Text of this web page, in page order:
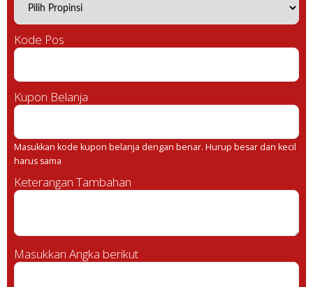
Kode Pos
Kupon Belanja
Masukkan kode kupon belanja dengan benar. Hurup besar dan kecil
harus sama
Keterangan Tambahan
Masukkan Angka berikut